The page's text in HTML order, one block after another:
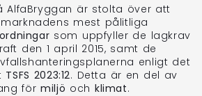
AlfaBryggan är stolta över att
mest pålitliga
som uppfyller de lagkrav
den 1 april 2015, samt de
enligt det
TSFS 2023:12. Detta är en del av
förmiljö ochklimat.